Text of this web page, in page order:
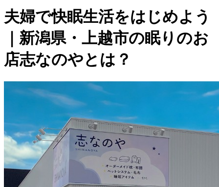
夫婦で快眠生活をはじめよう
｜新潟県・上越市の眠りのお
店志なのやとは？